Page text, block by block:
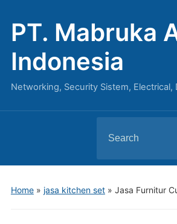
PT. Mabruka
Indonesia
Networking, Security Sistem,
for:
Home» jasa kitchen set» Jasa Furnitur